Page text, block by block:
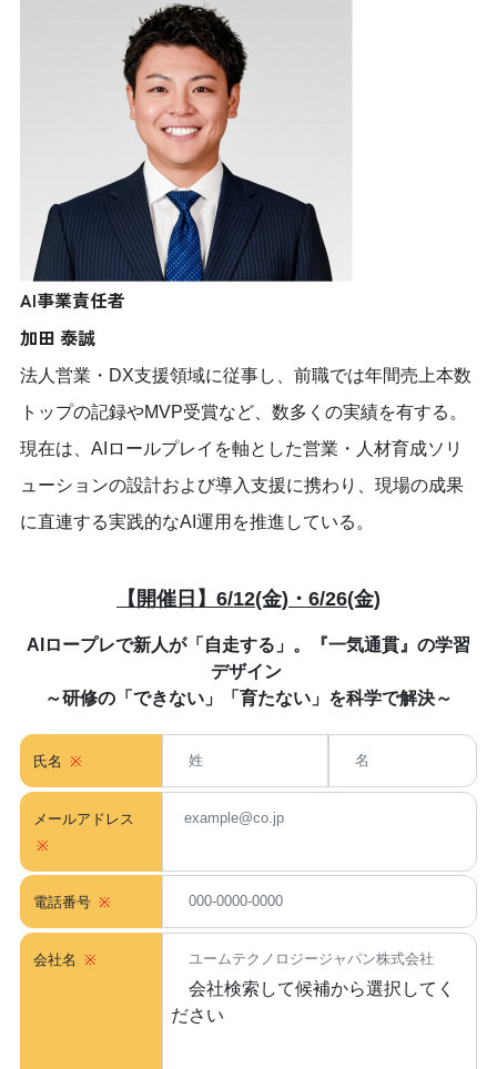
AI事業責任者
加田 泰誠
法人営業・DX支援領域に従事し、前職では年間売上本数
トップの記録やMVP受賞など、数多くの実績を有する。
現在は、AIロールプレイを軸とした営業・人材育成ソリ
ューションの設計および導入支援に携わり、現場の成果
に直連する実践的なAI運用を推進している。